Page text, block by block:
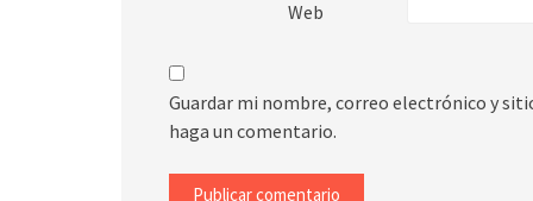
Web
Guardar mi nombre, correo electrónico y
haga un comentario.